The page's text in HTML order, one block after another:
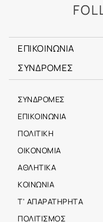
ΕΠΙΚΟΙΝΩΝΙΑ
ΣΥΝΔΡΟΜΕΣ
ΣΥΝΔΡΟΜΕΣ
ΕΠΙΚΟΙΝΩΝΙΑ
ΠΟΛΙΤΙΚΗ
ΟΙΚΟΝΟΜΙΑ
ΑΘΛΗΤΙΚΑ
ΚΟΙΝΩΝΙΑ
Τ' ΑΠΑΡΑΤΗΡΗΤΑ
ΠΟΛΙΤΙΣΜΟΣ